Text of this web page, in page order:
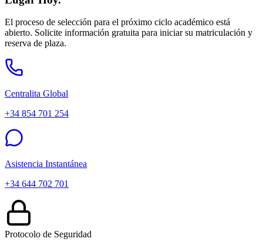
El proceso de selección para el próximo ciclo académico está
abierto. Solicite información gratuita para iniciar su matriculación y
reserva de plaza.
Centralita Global
+34 854 701 254
Asistencia Instantánea
+34 644 702 701
Protocolo de Seguridad